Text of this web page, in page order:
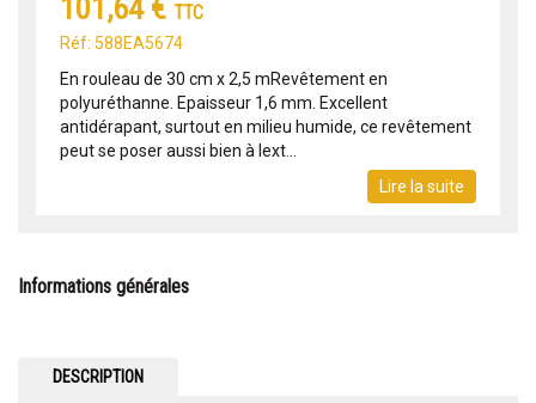
101,64 € TTC
Réf: 588EA5674
En rouleau de 30 cm x 2,5 mRevêtement en
polyuréthanne. Epaisseur 1,6 mm. Excellent
antidérapant, surtout en milieu humide, ce revêtement
peut se poser aussi bien à lext...
Lire la suite
Informations générales
DESCRIPTION